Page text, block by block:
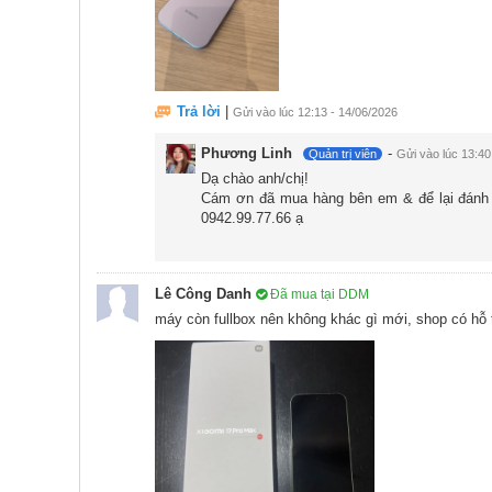
Ban đêm, màn hình tự động giảm độ sáng mượt
bóng tối. Không những vậy thiết bị cũng hỗ trợ
Trả lời | Gửi vào lúc 12:13 - 14/06/2026
Phương Linh Quản trị viên -Gửi vào lúc
Dạ chào anh/chị!
Cám ơn đã mua hàng bên em & để lại
0942.99.77.66 ạ
Lê Công Danh Đã mua tại DDM
máy còn fullbox nên không khác gì mới, shop có